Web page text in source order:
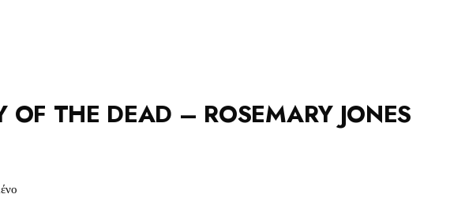
OF THE DEAD – ROSEMARY JONES